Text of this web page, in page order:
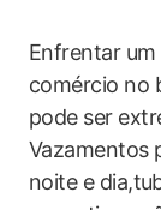
Enfrentar ​um
comércio no
pode ser
Vazamentos
noite e